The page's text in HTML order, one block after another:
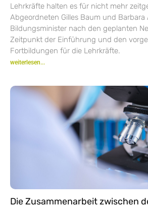
Lehrkräfte halten es für nicht mehr
Abgeordneten Gilles Baum und
Bildungsminister nach den geplanten
Zeitpunkt der Einführung und den
Fortbildungen für die Lehrkräfte.
weiterlesen...
Die Zusammenarbeit zwischen